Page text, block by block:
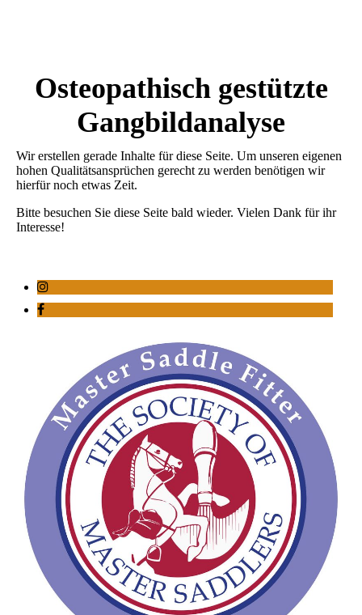
Osteopathisch gestützte
Gangbildanalyse
Wir erstellen gerade Inhalte für diese Seite. Um unseren eigenen
hohen Qualitätsansprüchen gerecht zu werden benötigen wir
hierfür noch etwas Zeit.
Bitte besuchen Sie diese Seite bald wieder. Vielen Dank für ihr
Interesse!